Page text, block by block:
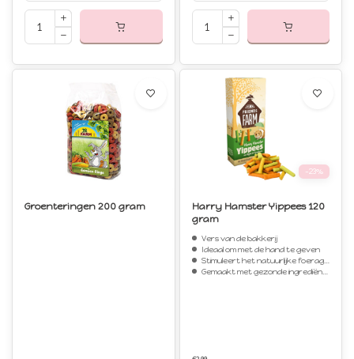
Groenteringen 200 gram
-23%
Harry Hamster Yippees 120
gram
Vers van de bakkerij
Ideaal om met de hand te geven
Stimuleert het natuurlijke foerageergedrag
Gemaakt met gezonde ingrediënten